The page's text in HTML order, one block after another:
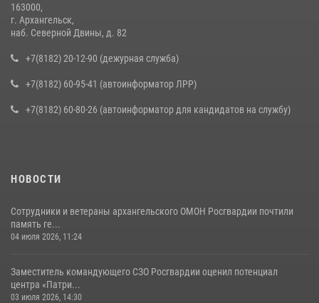
163000,
г. Архангельск,
наб. Северной Двины, д. 82
+7(8182) 20-12-90 (дежурная служба)
+7(8182) 60-95-41 (автоинформатор ЛРР)
+7(8182) 60-80-26 (автоинформатор для кандидатов на службу)
НОВОСТИ
Сотрудники и ветераны архангельского ОМОН Росгвардии почтили
память ге...
04 июля 2026, 11:24
Заместитель командующего СЗО Росгвардии оценил потенциал
центра «Патри...
03 июля 2026, 14:30